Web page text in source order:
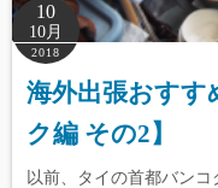
10
10月
2018
海外出張おすす
ク編 その2】
以前、タイの首都バン